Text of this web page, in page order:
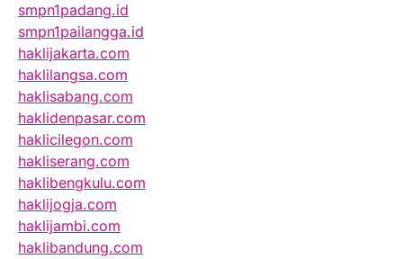
smpn1padang.id
smpn1pailangga.id
haklijakarta.com
haklilangsa.com
haklisabang.com
haklidenpasar.com
haklicilegon.com
hakliserang.com
haklibengkulu.com
haklijogja.com
haklijambi.com
haklibandung.com